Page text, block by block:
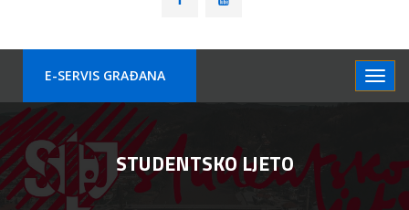
E-SERVIS GRAÐANA
STUDENTSKO LJETO